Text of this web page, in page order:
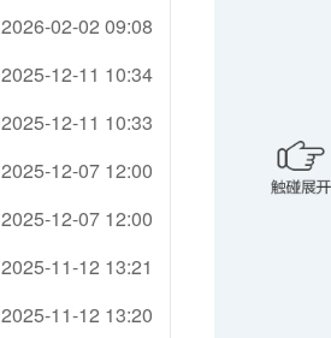
2026-02-02 09:08
2025-12-11 10:34
2025-12-11 10:33
2025-12-07 12:00
2025-12-07 12:00
2025-11-12 13:21
2025-11-12 13:20